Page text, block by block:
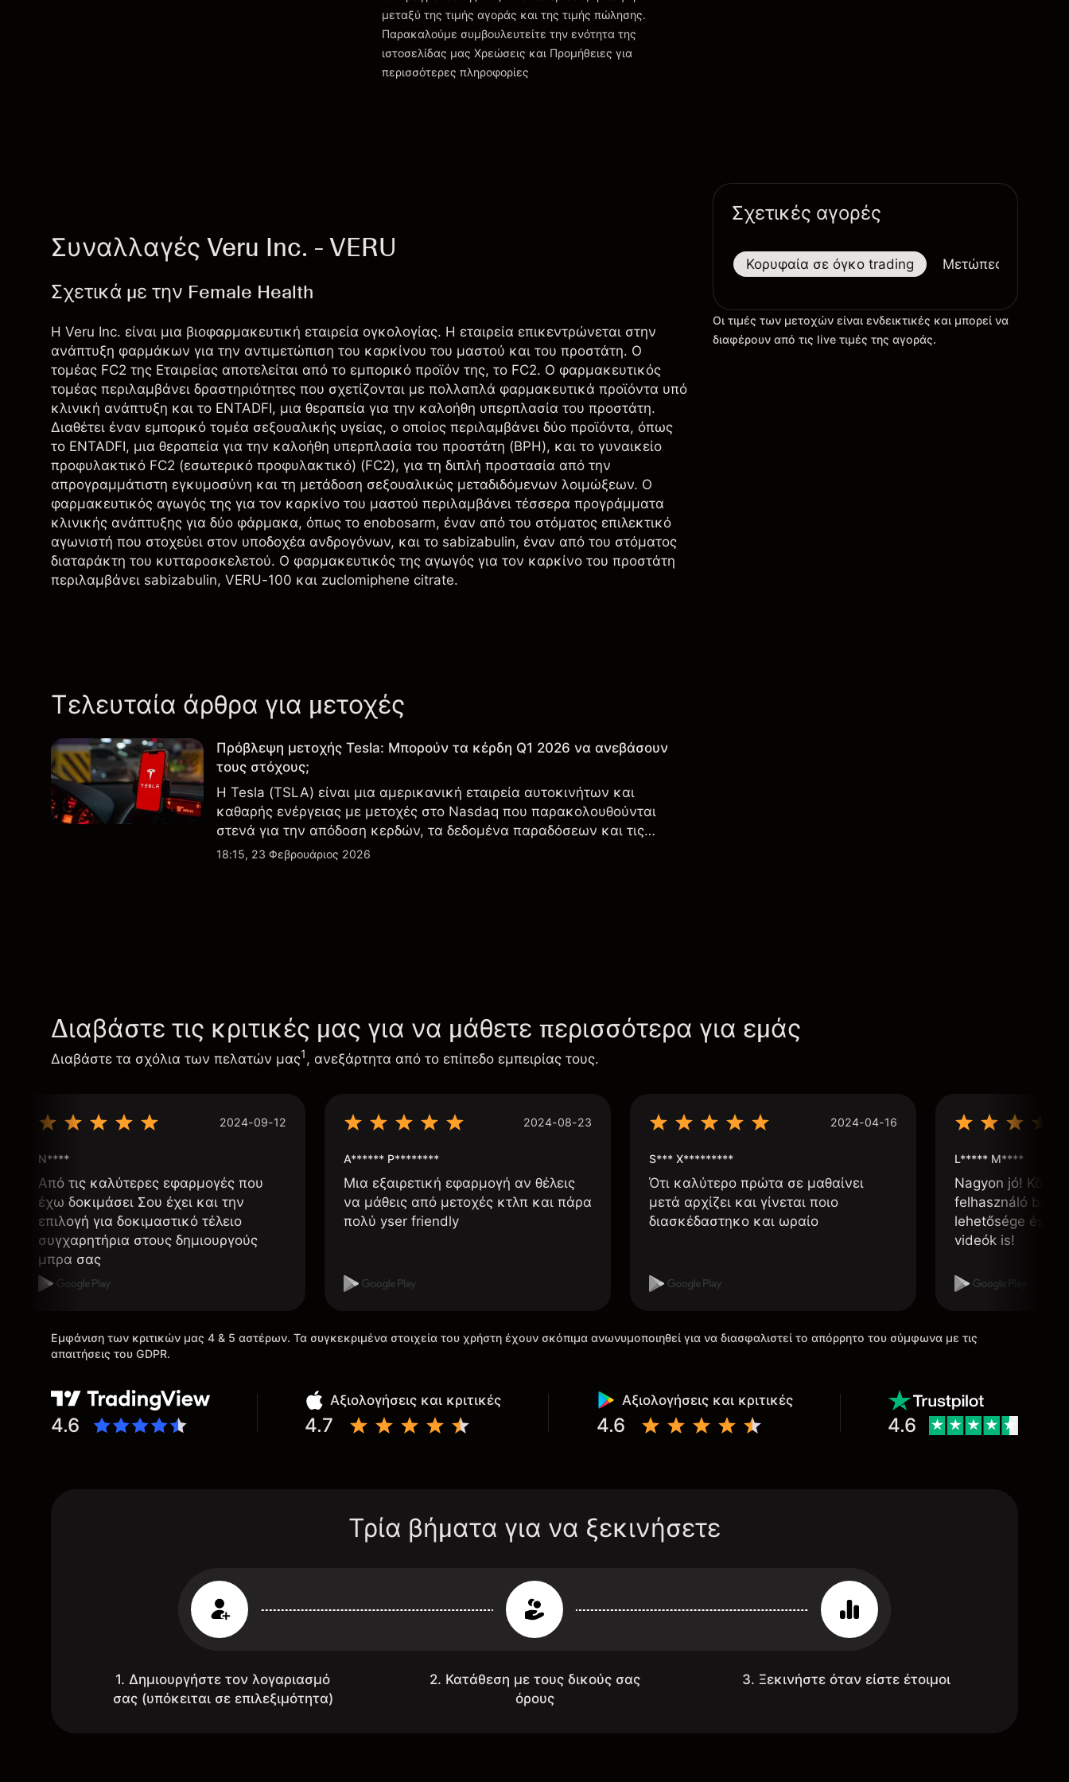
Χρεώσεις και Τέλη
μεταξύ της τιμής αγοράς και της τιμής πώλησης.
Παρακαλούμε συμβουλευτείτε την ενότητα της
ιστοσελίδας μας Χρεώσεις και Προμήθειες για
περισσότερες πληροφορίες
Συναλλαγές Veru Inc. - VERU
Σχετικά με την Female Health
Η Veru Inc. είναι μια βιοφαρμακευτική εταιρεία ογκολογίας. Η εταιρεία επικεντρώνεται στην
ανάπτυξη φαρμάκων για την αντιμετώπιση του καρκίνου του μαστού και του προστάτη. Ο
τομέας FC2 της Εταιρείας αποτελείται από το εμπορικό προϊόν της, το FC2. Ο φαρμακευτικός
τομέας περιλαμβάνει δραστηριότητες που σχετίζονται με πολλαπλά φαρμακευτικά προϊόντα υπό
κλινική ανάπτυξη και το ENTADFI, μια θεραπεία για την καλοήθη υπερπλασία του προστάτη.
Διαθέτει έναν εμπορικό τομέα σεξουαλικής υγείας, ο οποίος περιλαμβάνει δύο προϊόντα, όπως
το ENTADFI, μια θεραπεία για την καλοήθη υπερπλασία του προστάτη (BPH), και το γυναικείο
προφυλακτικό FC2 (εσωτερικό προφυλακτικό) (FC2), για τη διπλή προστασία από την
απρογραμμάτιστη εγκυμοσύνη και τη μετάδοση σεξουαλικώς μεταδιδόμενων λοιμώξεων. Ο
φαρμακευτικός αγωγός της για τον καρκίνο του μαστού περιλαμβάνει τέσσερα προγράμματα
κλινικής ανάπτυξης για δύο φάρμακα, όπως το enobosarm, έναν από του στόματος επιλεκτικό
αγωνιστή που στοχεύει στον υποδοχέα ανδρογόνων, και το sabizabulin, έναν από του στόματος
διαταράκτη του κυτταροσκελετού. Ο φαρμακευτικός της αγωγός για τον καρκίνο του προστάτη
περιλαμβάνει sabizabulin, VERU-100 και zuclomiphene citrate.
Τελευταία άρθρα για μετοχές
Πρόβλεψη μετοχής Tesla: Μπορούν τα κέρδη Q1 2026 να ανεβάσουν
τους στόχους;
Η Tesla (TSLA) είναι μια αμερικανική εταιρεία αυτοκινήτων και
καθαρής ενέργειας με μετοχές στο Nasdaq που παρακολουθούνται
στενά για την απόδοση κερδών, τα δεδομένα παραδόσεων και τις
εξελίξεις στην τεχνολογία και την παραγωγή.
18:15, 23 Φεβρουάριος 2026
Σχετικές αγορές
Κορυφαία σε όγκο trading Μετώπες
Οι τιμές των μετοχών είναι ενδεικτικές και μπορεί να
διαφέρουν από τις live τιμές της αγοράς.
Διαβάστε τις κριτικές μας για να μάθετε περισσότερα για εμάς
Διαβάστε τα σχόλια των πελατών μας1, ανεξάρτητα από το επίπεδο εμπειρίας τους.
2024-09-12
N****
Από τις καλύτερες εφαρμογές που
έχω δοκιμάσει Σου έχει και την
επιλογή για δοκιμαστικό τέλειο
συγχαρητήρια στους δημιουργούς
μπρα σας
2024-08-23
A****** P********
Μια εξαιρετική εφαρμογή αν θέλεις
να μάθεις από μετοχές κτλπ και πάρα
πολύ yser friendly
2024-04-16
S*** X*********
Ότι καλύτερο πρώτα σε μαθαίνει
μετά αρχίζει και γίνεται ποιο
διασκέδαστηκο και ωραίο
L***** M****
Nagyon jó!
felhasználó
lehetősége és,
videók is!
Εμφάνιση των κριτικών μας 4 & 5 αστέρων. Τα συγκεκριμένα στοιχεία του χρήστη έχουν σκόπιμα ανωνυμοποιηθεί για να διασφαλιστεί το απόρρητο του σύμφωνα με τις
απαιτήσεις του GDPR.
4.6
Αξιολογήσεις και κριτικές
4.7
Αξιολογήσεις και κριτικές
4.6 4.6
Τρία βήματα για να ξεκινήσετε
1. Δημιουργήστε τον λογαριασμό
σας (υπόκειται σε επιλεξιμότητα)
2. Κατάθεση με τους δικούς σας
όρους
3. Ξεκινήστε όταν είστε έτοιμοι